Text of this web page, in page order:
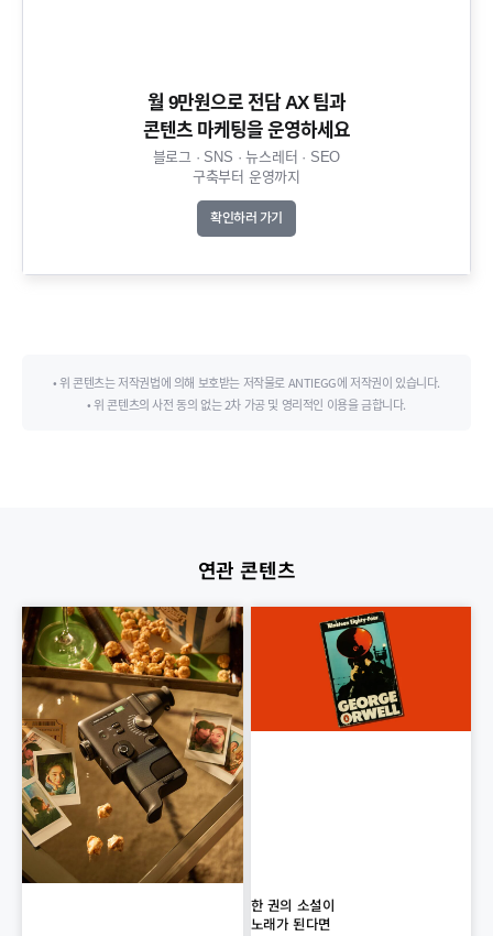
월 9만원으로 전담 AX 팀과
콘텐츠 마케팅을 운영하세요​
블로그 · SNS · 뉴스레터 · SEO
구축부터 운영까지​
확인하러 가기
• 위 콘텐츠는 저작권법에 의해 보호받는 저작물로 ANTIEGG에 저작권이 있습니다.
• 위 콘텐츠의 사전 동의 없는 2차 가공 및 영리적인 이용을 금합니다.
연관 콘텐츠
한 권의 소설이
노래가 된다면